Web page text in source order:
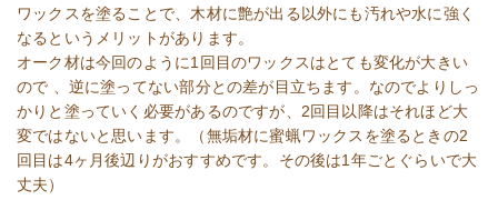
ワックスを塗ることで、木材に艶が出る以外にも汚れや水に強く
なるというメリットがあります。
オーク材は今回のように1回目のワックスはとても変化が大きい
ので 、逆に塗ってない部分との差が目立ちます。なのでよりしっ
かりと塗っていく必要があるのですが、2回目以降はそれほど大
変ではないと思います。（無垢材に蜜蝋ワックスを塗るときの2
回目は4ヶ月後辺りがおすすめです。その後は1年ごとぐらいで大
丈夫）